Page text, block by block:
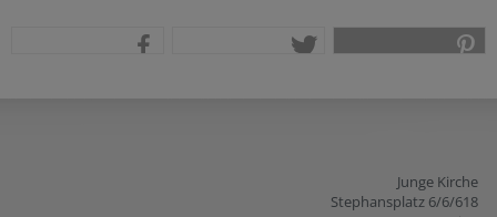
Junge Kirche
Stephansplatz 6/6/618